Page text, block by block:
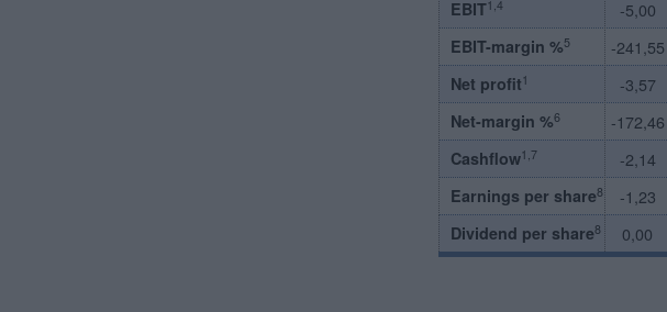
EBIT1,4 -5,00
EBIT-margin %5 -241,55
Net profit 1 -3,57
Net-margin %6 -172,46
Cashflow1,7 -2,14
Earnings per share8 -1,23
Dividend per share8 0,00